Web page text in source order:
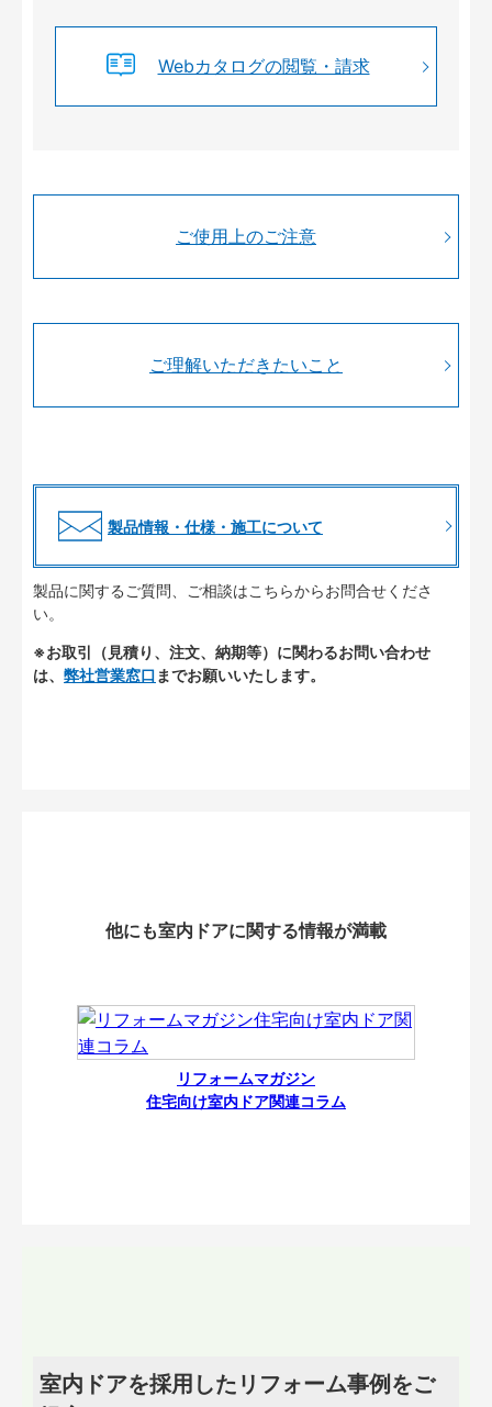
Webカタログの閲覧・請求
ご使用上のご注意
ご理解いただきたいこと
製品情報・仕様・施工について
製品に関するご質問、ご相談はこちらからお問合せくださ
い。
※お取引（見積り、注文、納期等）に関わるお問い合わせ
は、 弊社営業窓口 までお願いいたします。
他にも室内ドアに関する情報が満載
リフォームマガジン
住宅向け室内ドア関連コラム
室内ドアを採用したリフォーム事例をご